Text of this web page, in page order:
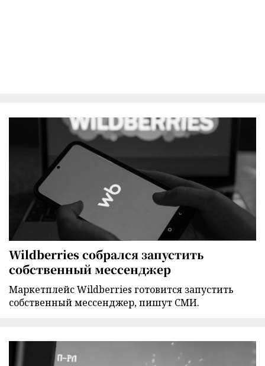
Wildberries собрался запустить
собственный мессенджер
Маркетплейс Wildberries готовится запустить
собственный мессенджер, пишут СМИ.